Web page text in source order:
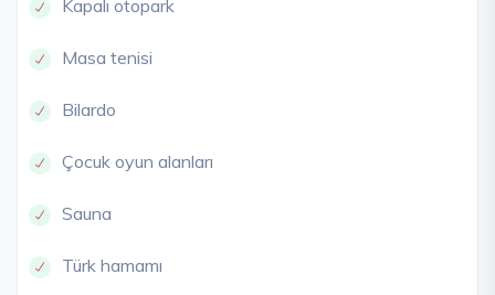
Kapalı otopark
Masa tenisi
Bilardo
Çocuk oyun alanları
Sauna
Türk hamamı